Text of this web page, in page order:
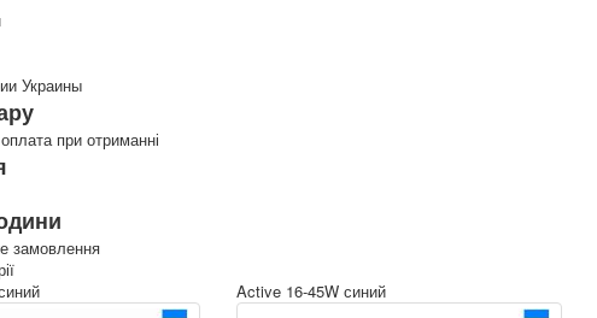
Украины
при отриманні
замовлення
Active 16-45W синий